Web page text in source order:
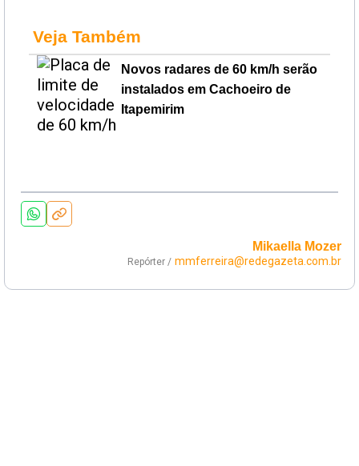
Veja Também
Novos radares de 60 km/h serão
instalados em Cachoeiro de
Itapemirim
Mikaella Mozer
Repórter / mmferreira@redegazeta.com.br